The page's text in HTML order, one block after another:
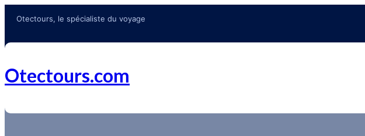
Otectours, le spécialiste du voyage
Otectours.com